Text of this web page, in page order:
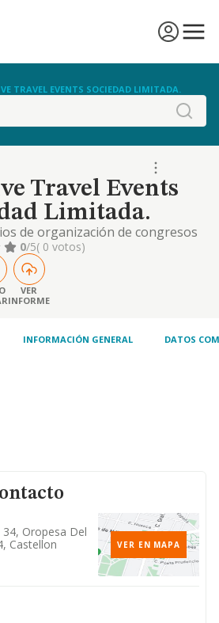
TRAVEL EVENTS SOCIEDAD LIMITADA.
Travel Events
Limitada.
de organización de congresos
servicios de agencia de viajes
0/5( 0 votos)
VER
INFORME
INFORMACIÓN GENERAL DATOS
Oropesa Del
Castellon
VER EN MAPA